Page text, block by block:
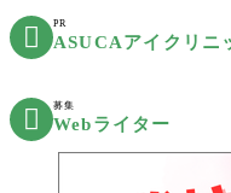
 PR
ASUCAアイクリニ
 募集
Webライター